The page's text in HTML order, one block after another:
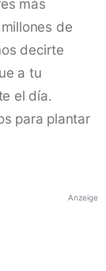
más
de
decirte
a tu
el día.
para plantar
Anzeige